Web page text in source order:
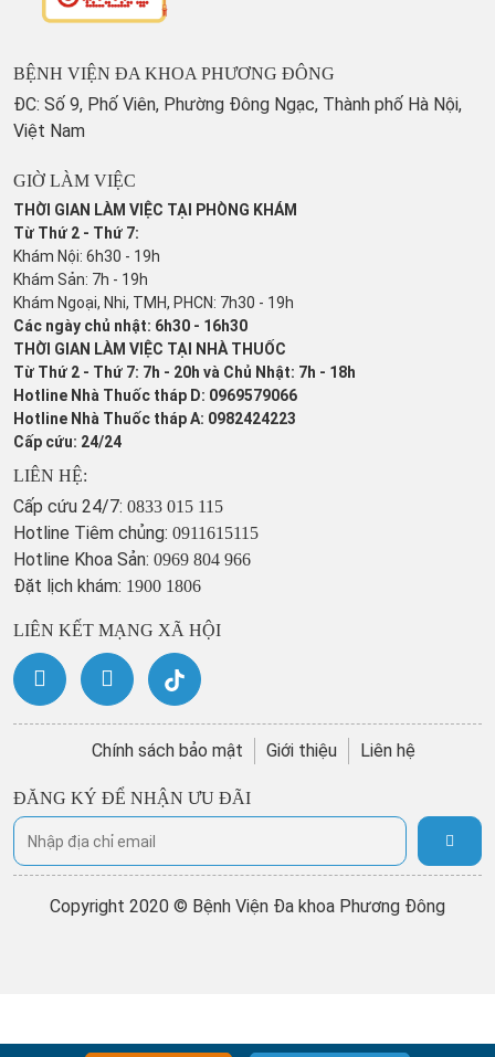
BỆNH VIỆN ĐA KHOA PHƯƠNG ĐÔNG
ĐC: Số 9, Phố Viên, Phường Đông Ngạc, Thành phố Hà Nội,
Việt Nam
GIỜ LÀM VIỆC
THỜI GIAN LÀM VIỆC TẠI PHÒNG KHÁM
Từ Thứ 2 - Thứ 7:
Khám Nội: 6h30 - 19h
Khám Sản: 7h - 19h
Khám Ngoại, Nhi, TMH, PHCN: 7h30 - 19h
Các ngày chủ nhật: 6h30 - 16h30
THỜI GIAN LÀM VIỆC TẠI NHÀ THUỐC
Từ Thứ 2 - Thứ 7: 7h - 20h và Chủ Nhật: 7h - 18h
Hotline Nhà Thuốc tháp D: 0969579066
Hotline Nhà Thuốc tháp A: 0982424223
Cấp cứu: 24/24
LIÊN HỆ:
Cấp cứu 24/7: 0833 015 115
Hotline Tiêm chủng: 0911615115
Hotline Khoa Sản: 0969 804 966
Đặt lịch khám: 1900 1806
LIÊN KẾT MẠNG XÃ HỘI
Chính sách bảo mật Giới thiệu Liên hệ
ĐĂNG KÝ ĐỂ NHẬN ƯU ĐÃI
Copyright 2020 © Bệnh Viện Đa khoa Phương Đông